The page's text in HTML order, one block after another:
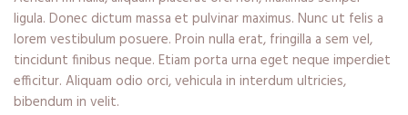
ligula. Donec dictum massa et pulvinar maximus. Nunc ut felis a
lorem vestibulum posuere. Proin nulla erat, fringilla a sem vel,
tincidunt finibus neque. Etiam porta urna eget neque imperdiet
efficitur. Aliquam odio orci, vehicula in interdum ultricies,
bibendum in velit.